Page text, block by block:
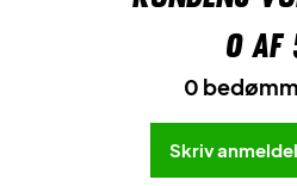
0af
0
Skriv